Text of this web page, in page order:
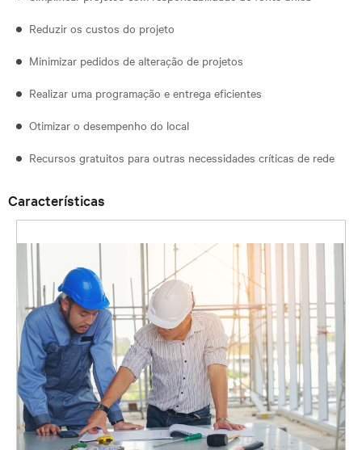
Reduzir os custos do projeto
Minimizar pedidos de alteração de projetos
Realizar uma programação e entrega eficientes
Otimizar o desempenho do local
Recursos gratuitos para outras necessidades críticas de rede
Características